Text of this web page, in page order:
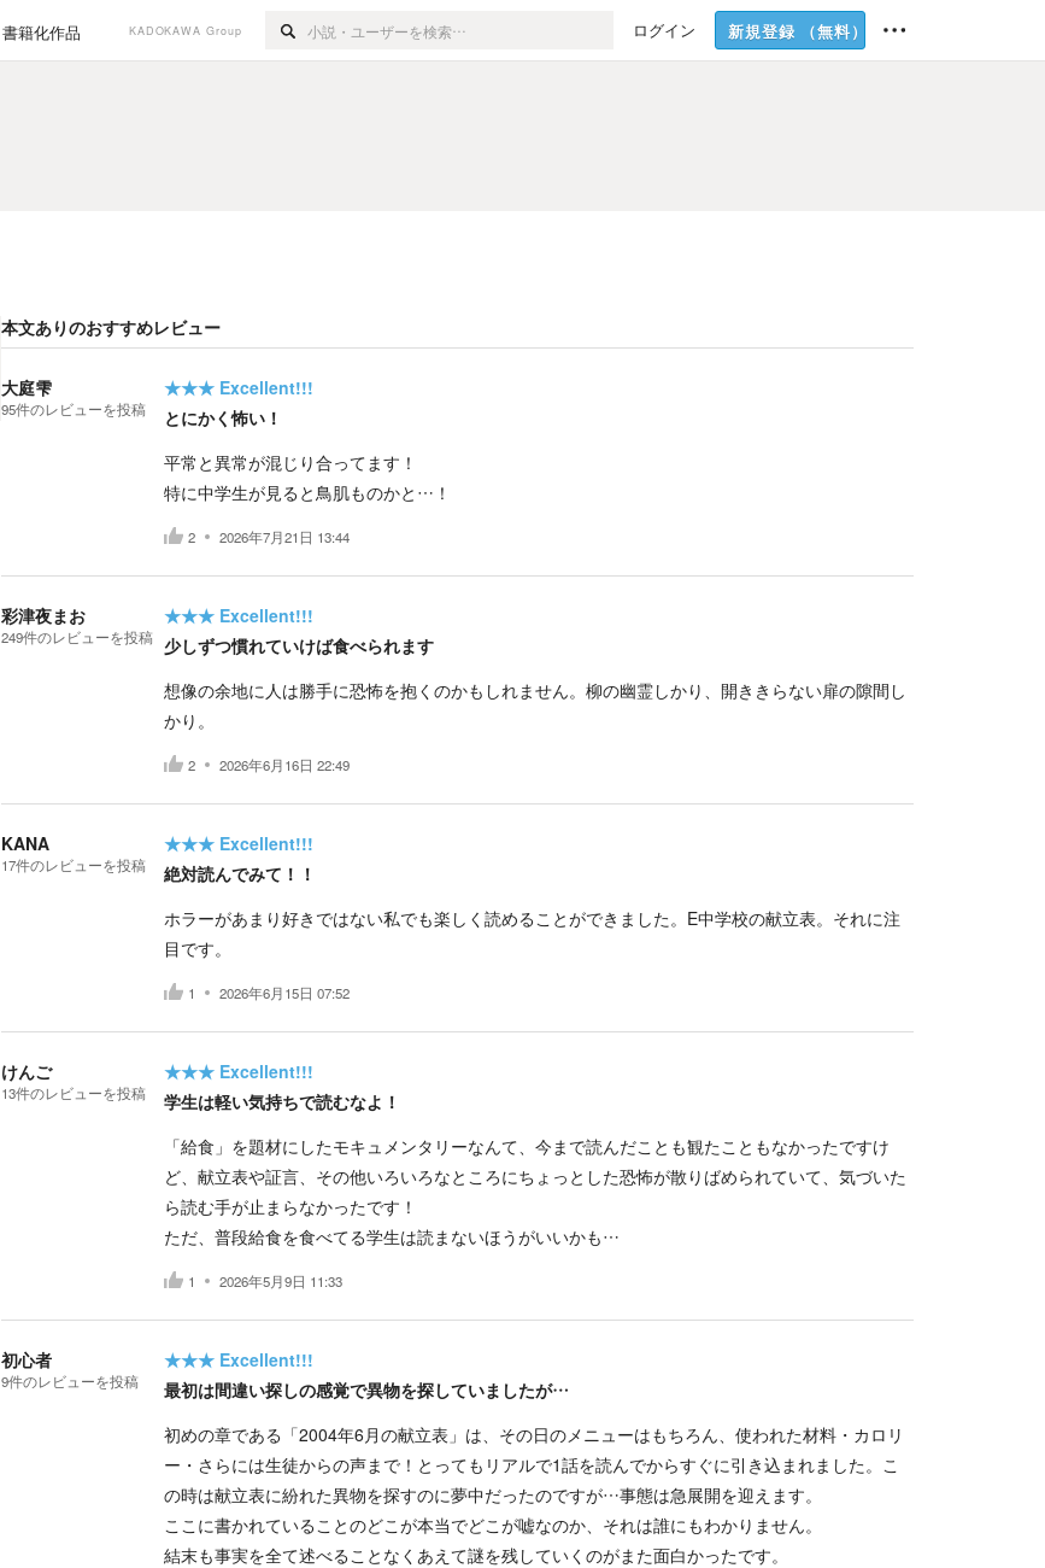
書籍化作品 KADOKAWA Group ログイン 新規登録 （無料）
本文ありのおすすめレビュー
大庭雫
95件のレビューを投稿
★★★ Excellent!!!
とにかく怖い！
平常と異常が混じり合ってます！
特に中学生が見ると鳥肌ものかと…！
2 2026年7月21日 13:44
彩津夜まお
249件のレビューを投稿
★★★ Excellent!!!
少しずつ慣れていけば食べられます
想像の余地に人は勝手に恐怖を抱くのかもしれません。柳の幽霊しかり、開ききらない扉の隙間し
かり。
2 2026年6月16日 22:49
KANA
17件のレビューを投稿
★★★ Excellent!!!
絶対読んでみて！！
ホラーがあまり好きではない私でも楽しく読めることができました。E中学校の献立表。それに注
目です。
1 2026年6月15日 07:52
けんご
13件のレビューを投稿
★★★ Excellent!!!
学生は軽い気持ちで読むなよ！
「給食」を題材にしたモキュメンタリーなんて、今まで読んだことも観たこともなかったですけ
ど、献立表や証言、その他いろいろなところにちょっとした恐怖が散りばめられていて、気づいた
ら読む手が止まらなかったです！
ただ、普段給食を食べてる学生は読まないほうがいいかも…
1 2026年5月9日 11:33
初心者
9件のレビューを投稿
★★★ Excellent!!!
最初は間違い探しの感覚で異物を探していましたが…
初めの章である「2004年6月の献立表」は、その日のメニューはもちろん、使われた材料・カロリ
ー・さらには生徒からの声まで！とってもリアルで1話を読んでからすぐに引き込まれました。こ
の時は献立表に紛れた異物を探すのに夢中だったのですが…事態は急展開を迎えます。
ここに書かれていることのどこが本当でどこが嘘なのか、それは誰にもわかりません。
結末も事実を全て述べることなくあえて謎を残していくのがまた面白かったです。